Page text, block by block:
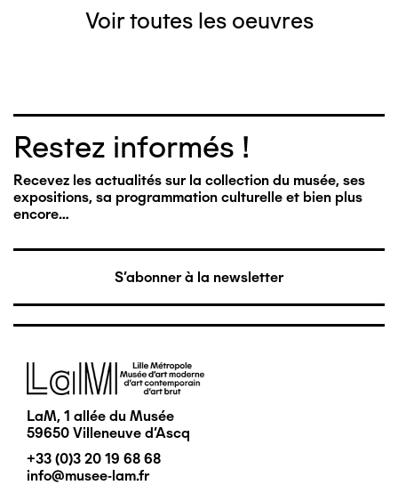
Voir toutes les oeuvres
Restez informés !
Recevez les actualités sur la collection du musée, ses
expositions, sa programmation culturelle et bien plus
encore…
S'abonner à la newsletter
Image
LaM, 1 allée du Musée
59650 Villeneuve d'Ascq
+33 (0)3 20 19 68 68
info@musee-lam.fr